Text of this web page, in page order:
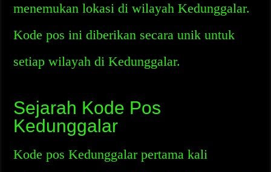
menemukan lokasi di wilayah Kedunggalar.
Kode pos ini diberikan secara unik untuk
setiap wilayah di Kedunggalar.
Sejarah Kode Pos
Kedunggalar
Kode pos Kedunggalar pertama kali